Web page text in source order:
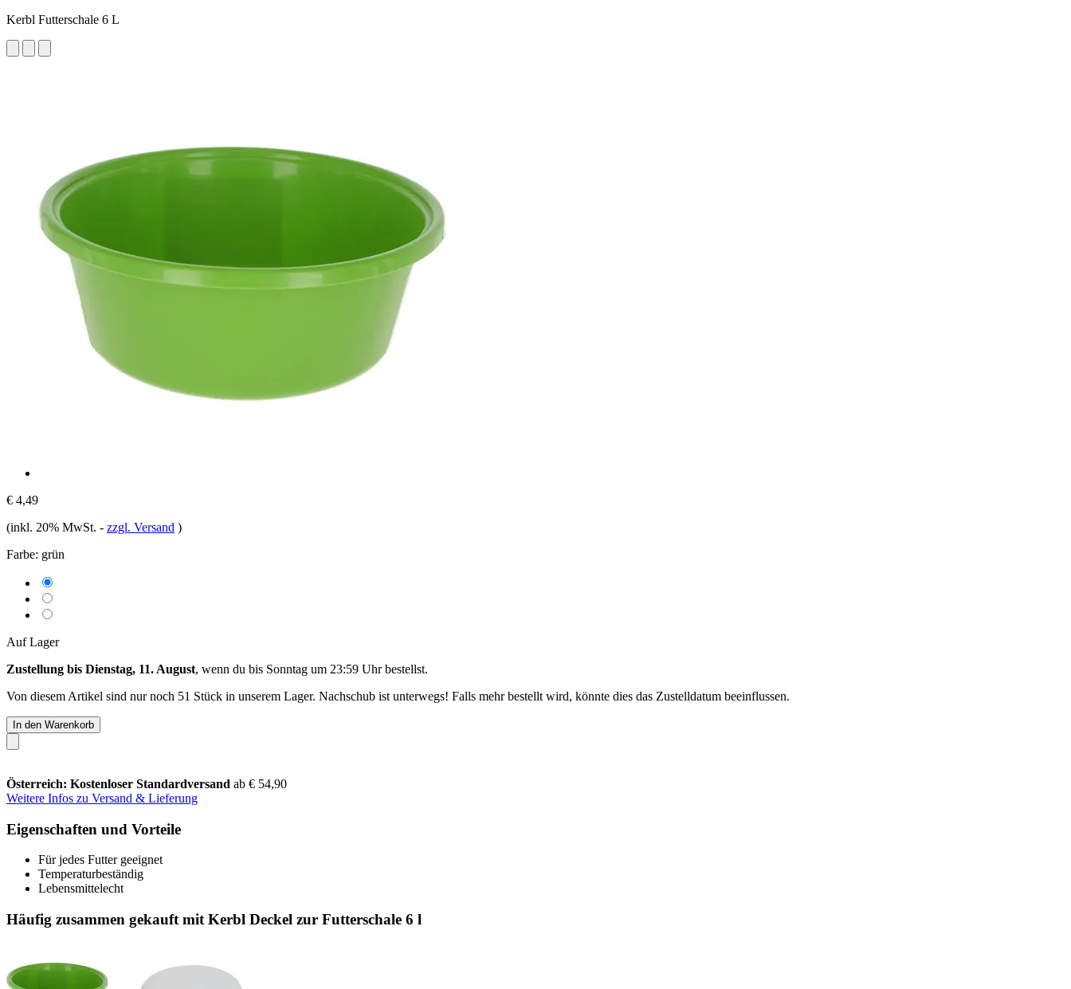
Kerbl Futterschale 6 L
€ 4,49
(inkl. 20% MwSt. - zzgl. Versand )
Farbe: grün
Auf Lager
Zustellung bis Dienstag, 11. August, wenn du bis Sonntag um 23:59 Uhrbestellst.
Von diesem Artikel sind nur noch 51 Stück in unserem Lager. Nachschub ist unterwegs! Falls mehr bestellt wird, könnte dies das Zustelldatum beeinflussen.
In den Warenkorb
Österreich: Kostenloser Standardversand ab € 54,90
Weitere Infos zu Versand & Lieferung
Eigenschaften und Vorteile
Für jedes Futter geeignet
Temperaturbeständig
Lebensmittelecht
Häufig zusammen gekauft mit Kerbl Deckel zur Futterschale 6 l